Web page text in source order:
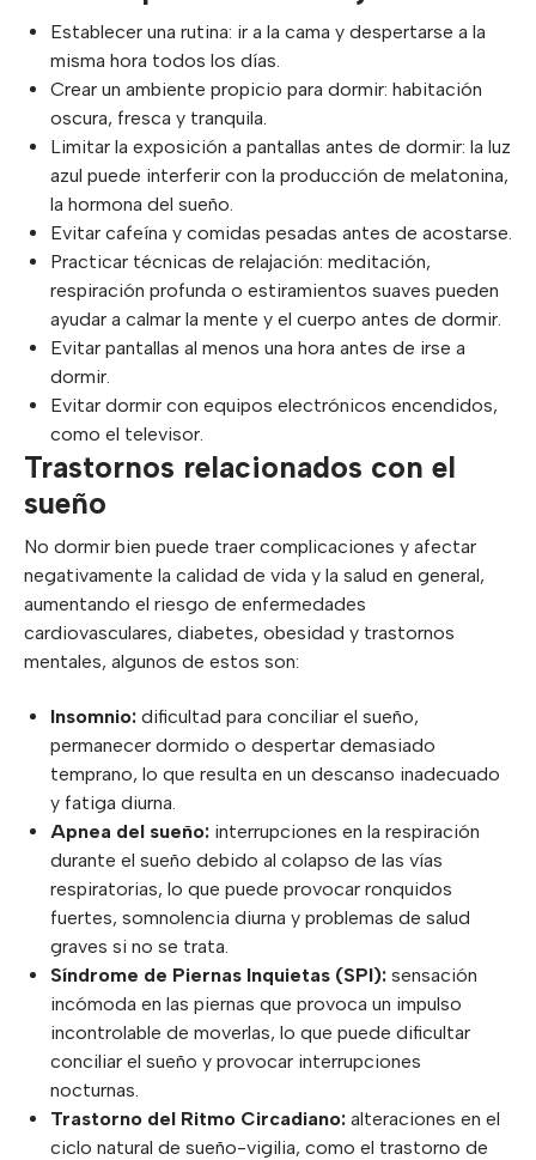
Establecer una rutina: ir a la cama y despertarse a la
misma hora todos los días.
Crear un ambiente propicio para dormir: habitación
oscura, fresca y tranquila.
Limitar la exposición a pantallas antes de dormir: la luz
azul puede interferir con la producción de melatonina,
la hormona del sueño.
Evitar cafeína y comidas pesadas antes de acostarse.
Practicar técnicas de relajación: meditación,
respiración profunda o estiramientos suaves pueden
ayudar a calmar la mente y el cuerpo antes de dormir.
Evitar pantallas al menos una hora antes de irse a
dormir.
Evitar dormir con equipos electrónicos encendidos,
como el televisor.
Trastornos relacionados con el
sueño
No dormir bien puede traer complicaciones y afectar
negativamente la calidad de vida y la salud en general,
aumentando el riesgo de enfermedades
cardiovasculares, diabetes, obesidad y trastornos
mentales, algunos de estos son:
Insomnio: dificultad para conciliar el sueño,
permanecer dormido o despertar demasiado
temprano, lo que resulta en un descanso inadecuado
y fatiga diurna.
Apnea del sueño: interrupciones en la respiración
durante el sueño debido al colapso de las vías
respiratorias, lo que puede provocar ronquidos
fuertes, somnolencia diurna y problemas de salud
graves si no se trata.
Síndrome de Piernas Inquietas (SPI): sensación
incómoda en las piernas que provoca un impulso
incontrolable de moverlas, lo que puede dificultar
conciliar el sueño y provocar interrupciones
nocturnas.
Trastorno del Ritmo Circadiano: alteraciones en el
ciclo natural de sueño-vigilia, como el trastorno de